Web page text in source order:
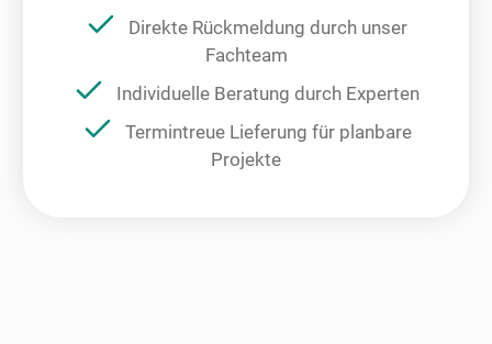
Direkte Rückmeldung durch unser
Fachteam
Individuelle Beratung durch Experten
Termintreue Lieferung für planbare
Projekte